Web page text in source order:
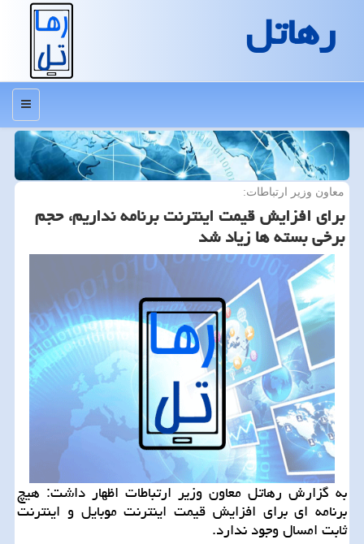
رهاتل
منو
معاون وزیر ارتباطات:
برای افزایش قیمت اینترنت برنامه نداریم، حجم
برخی بسته ها زیاد شد
به گزارش رهاتل معاون وزیر ارتباطات اظهار داشت: هیچ
برنامه ای برای افزایش قیمت اینترنت موبایل و اینترنت
ثابت امسال وجود ندارد.